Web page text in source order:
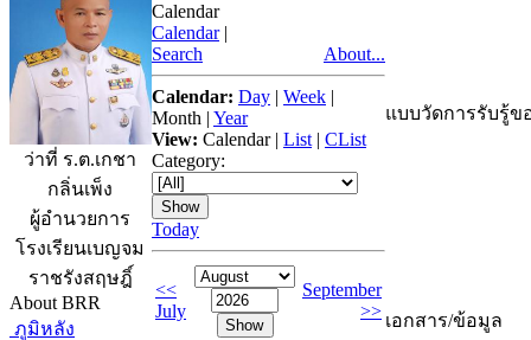
ว่าที่ ร.ต.เกชา
กลิ่นเพ็ง
ผู้อำนวยการ
โรงเรียนเบญจม
ราชรังสฤษฎิ์
About BRR
ภูมิหลัง
Calendar
Calendar |
Search
About...
Calendar: Day | Week |
Month | Year
View: Calendar| List | CList
Category:
Today
<<
July
September
>>
แบบวัดการรับรู้ข
เอกสาร/ข้อมูล